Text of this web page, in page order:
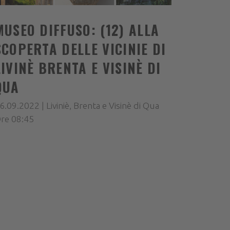
DIFFUSO: (12) ALLA
DELLE VICINIE DI
BRENTA E VISINÈ DI
| Liviniè, Brenta e Visinè di Qua
08:45